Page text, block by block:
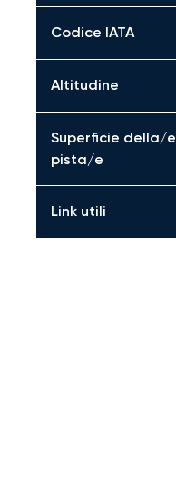
Codice IATA
Altitudine
Superficie della/e
pista/e
Link utili